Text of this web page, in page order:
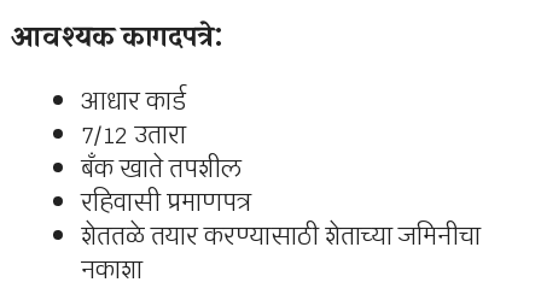
आवश्यक कागदपत्रे:
आधार कार्ड
7/12 उतारा
बँक खाते तपशील
रहिवासी प्रमाणपत्र
शेततळे तयार करण्यासाठी शेताच्या जमिनीचा
नकाशा